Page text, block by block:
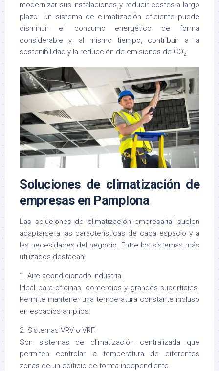
modernizar sus instalaciones y reducir costes a largo
plazo. Un sistema de climatización eficiente puede
disminuir el consumo energético de forma
considerable y, al mismo tiempo, contribuir a la
sostenibilidad y la reducción de emisiones de CO₂.
Soluciones de climatización de
empresas en Pamplona
Las soluciones de climatización empresarial suelen
adaptarse a las características de cada espacio y a
las necesidades del negocio. Entre los sistemas más
utilizados destacan:
1. Aire acondicionado industrial
Ideal para oficinas, comercios y grandes superficies.
Permite mantener una temperatura constante incluso
en espacios amplios.
2. Sistemas VRV o VRF
Son sistemas de climatización centralizada que
permiten controlar la temperatura de diferentes
zonas de un edificio de forma independiente.